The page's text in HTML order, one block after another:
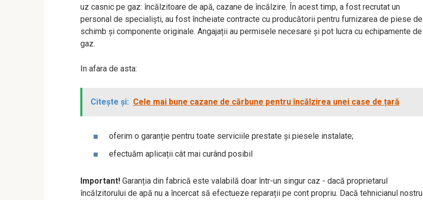
uz casnic pe gaz: încălzitoare de apă, cazane de încălzire. În acest timp, a fost recrutat un
personal de specialiști, au fost încheiate contracte cu producătorii pentru furnizarea de piese de
schimb și componente originale. Angajații au permisele necesare și pot lucra cu echipamente de
gaz.
In afara de asta:
Citește și: Cele mai bune cazane de cărbune pentru încălzirea unei case de țară
oferim o garanție pentru toate serviciile prestate și piesele instalate;
efectuăm aplicații cât mai curând posibil
Important! Garanția din fabrică este valabilă doar într-un singur caz - dacă proprietarul
încălzitorului de apă nu a încercat să efectueze reparații pe cont propriu. Dacă tehnicianul nostru